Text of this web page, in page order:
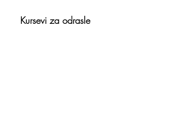
Kursevi za odrasle